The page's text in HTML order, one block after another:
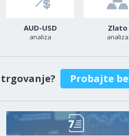
AUD-USD
analiza
Zlato
analiza
Probajte